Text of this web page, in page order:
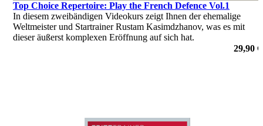
Top Choice Repertoire: Play the French Defence Vol.1
In diesem zweibändigen Videokurs zeigt Ihnen der ehemalige
Weltmeister und Startrainer Rustam Kasimdzhanov, was es mit
dieser äußerst komplexen Eröffnung auf sich hat.
29,90 €